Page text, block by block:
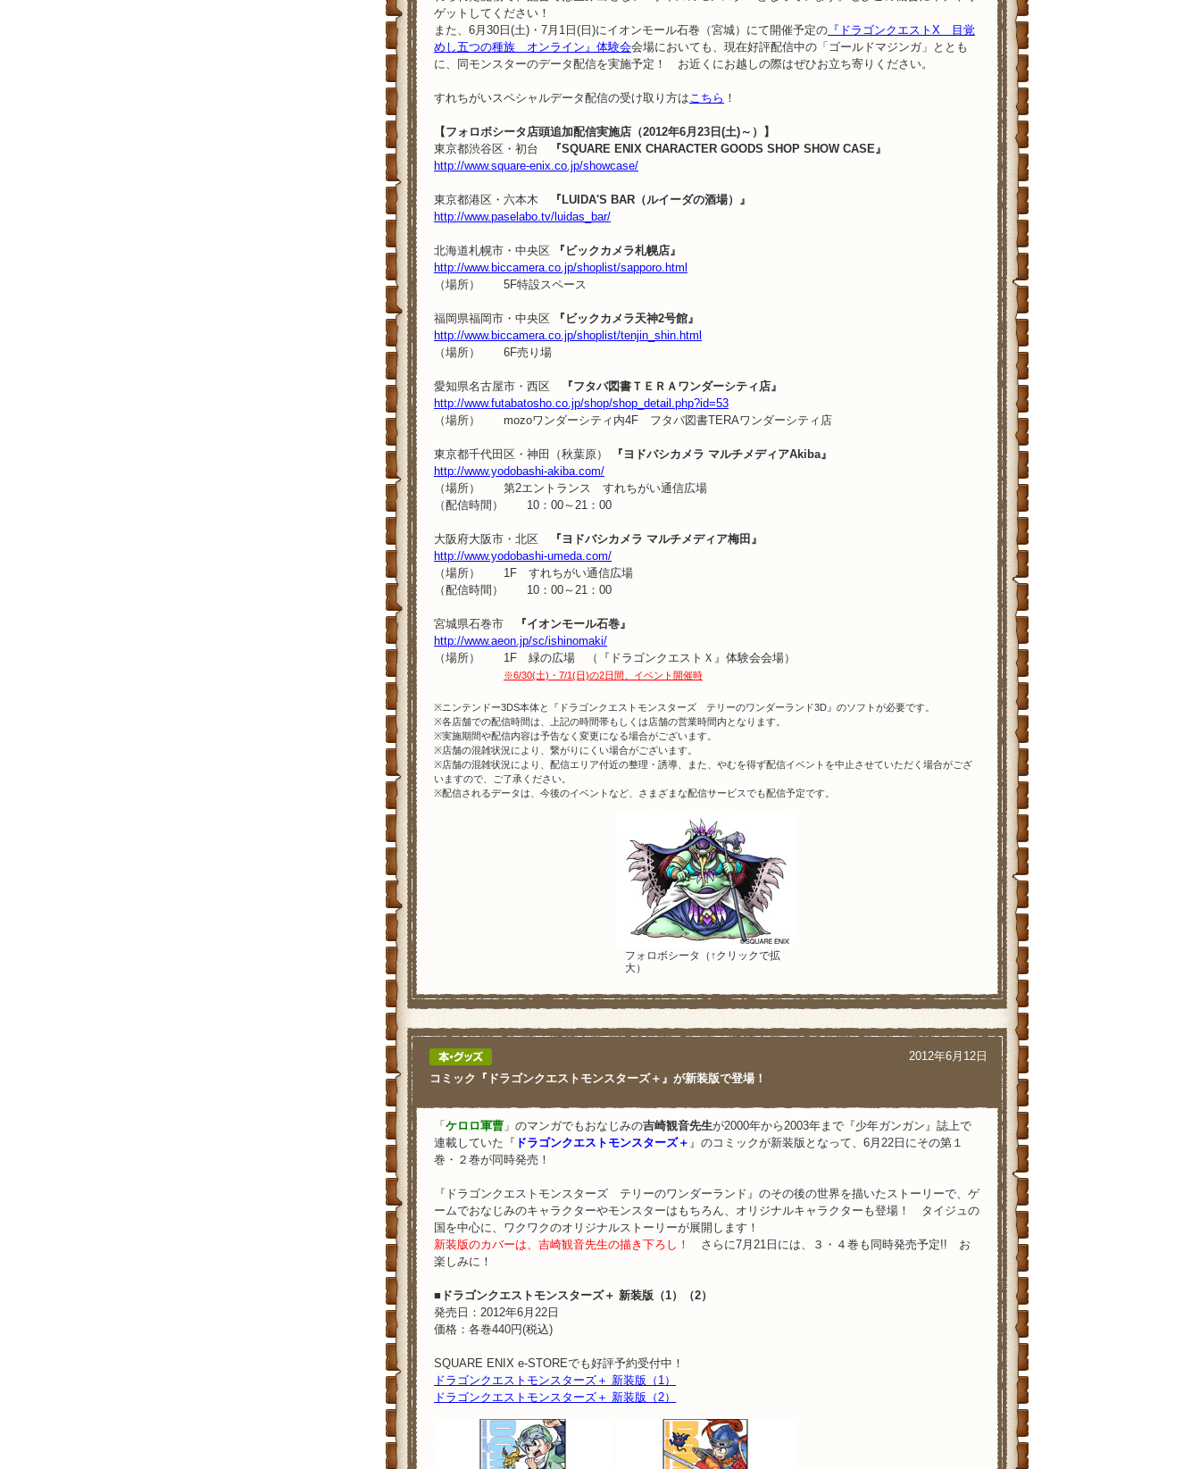
ゲットしてください！
また、6月30日(土)・7月1日(日)にイオンモール石巻（宮城）にて開催予定の 『ドラゴンクエストX 目覚
めし五つの種族 オンライン』体験会会場においても、現在好評配信中の「ゴールドマジンガ」ととも
に、同モンスターのデータ配信を実施予定！ お近くにお越しの際はぜひお立ち寄りください。
すれちがいスペシャルデータ配信の受け取り方はこちら ！
【フォロボシータ店頭追加配信実施店（2012年6月23日(土)～）】
東京都渋谷区・初台
『SQUARE ENIX CHARACTER GOODS SHOP SHOW CASE』
http://www.square-enix.co.jp/showcase/
東京都港区・六本木
『LUIDA'S BAR（ルイーダの酒場）』
http://www.paselabo.tv/luidas_bar/
北海道札幌市・中央区
『ビックカメラ札幌店』
http://www.biccamera.co.jp/shoplist/sapporo.html
（場所） 5F特設スペース
福岡県福岡市・中央区
『ビックカメラ天神2号館』
http://www.biccamera.co.jp/shoplist/tenjin_shin.html
（場所） 6F売り場
愛知県名古屋市・西区
『フタバ図書ＴＥＲＡワンダーシティ店』
http://www.futabatosho.co.jp/shop/shop_detail.php?id=53
（場所） mozoワンダーシティ内4F フタバ図書TERAワンダーシティ店
東京都千代田区・神田（秋葉原）
『ヨドバシカメラ マルチメディアAkiba』
http://www.yodobashi-akiba.com/
（場所） 第2エントランス すれちがい通信広場
（配信時間） 10：00～21：00
大阪府大阪市・北区
『ヨドバシカメラ マルチメディア梅田』
http://www.yodobashi-umeda.com/
（場所） 1F すれちがい通信広場
（配信時間） 10：00～21：00
宮城県石巻市
『イオンモール石巻』
http://www.aeon.jp/sc/ishinomaki/
（場所） 1F 緑の広場 （『ドラゴンクエストＸ』体験会会場）
※6/30(土)・7/1(日)の2日間、イベント開催時
※ニンテンドー3DS本体と『ドラゴンクエストモンスターズ テリーのワンダーランド3D』のソフトが必要です。
※各店舗での配信時間は、上記の時間帯もしくは店舗の営業時間内となります。
※実施期間や配信内容は予告なく変更になる場合がございます。
※店舗の混雑状況により、繋がりにくい場合がございます。
※店舗の混雑状況により、配信エリア付近の整理・誘導、また、やむを得ず配信イベントを中止させていただく場合がござ
いますので、ご了承ください。
※配信されるデータは、今後のイベントなど、さまざまな配信サービスでも配信予定です。
フォロボシータ（↑クリックで拡
大）
2012年6月12日
コミック『ドラゴンクエストモンスターズ＋』が新装版で登場！
「 ケロロ軍曹 」のマンガでもおなじみの吉崎観音先生が2000年から2003年まで『少年ガンガン』誌上で
連載していた『 ドラゴンクエストモンスターズ＋ 』のコミックが新装版となって、6月22日にその第１
巻・２巻が同時発売！
『ドラゴンクエストモンスターズ テリーのワンダーランド』のその後の世界を描いたストーリーで、ゲ
ームでおなじみのキャラクターやモンスターはもちろん、オリジナルキャラクターも登場！ タイジュの
国を中心に、ワクワクのオリジナルストーリーが展開します！
新装版のカバーは、吉崎観音先生の描き下ろし！
さらに7月21日には、３・４巻も同時発売予定!! お
楽しみに！
■ドラゴンクエストモンスターズ＋ 新装版（1）（2）
発売日：2012年6月22日
価格：各巻440円(税込)
SQUARE ENIX e-STOREでも好評予約受付中！
ドラゴンクエストモンスターズ＋ 新装版（1）
ドラゴンクエストモンスターズ＋ 新装版（2）